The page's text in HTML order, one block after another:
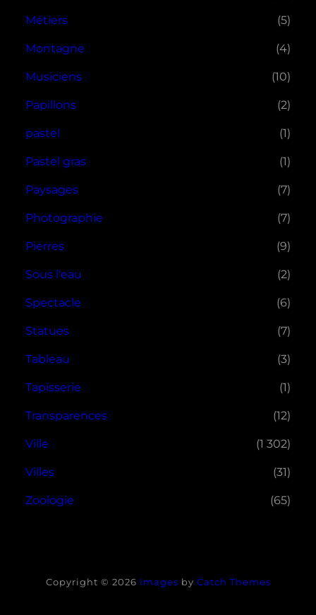
Métiers (5)
Montagne (4)
Musiciens (10)
Papillons (2)
pastel (1)
Pastel gras (1)
Paysages (7)
Photographie (7)
Pierres (9)
Sous l'eau (2)
Spectacle (6)
Statues (7)
Tableau (3)
Tapisserie (1)
Transparences (12)
Ville (1 302)
Villes (31)
Zoologie (65)
Copyright © 2026 Images by Catch Themes